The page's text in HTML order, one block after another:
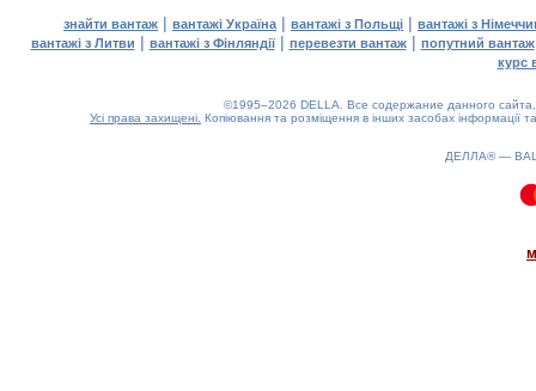
знайти вантаж | вантажі Україна | вантажі з Польщі | вантажі з
вантажі з Литви | вантажі з Фінляндії| перевезти вантаж| попутний вантаж
курс
©1995–2026 DELLA. Все содержание данного
Усі права захищені. Копіювання та розміщення в інших засобах інформації
ДЕЛЛА® —